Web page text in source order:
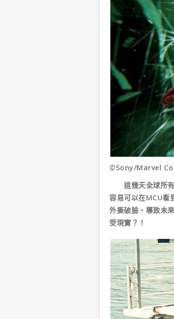
©Sony/Marvel
這幾天全球所有
容易可以在MCU看
外撕破臉、導致未
受現實？！